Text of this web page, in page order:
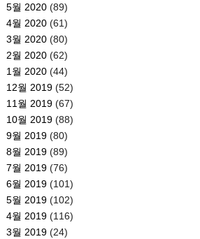
5월 2020(89)
4월 2020(61)
3월 2020(80)
2월 2020(62)
1월 2020(44)
12월 2019(52)
11월 2019(67)
10월 2019(88)
9월 2019(80)
8월 2019(89)
7월 2019(76)
6월 2019(101)
5월 2019(102)
4월 2019(116)
3월 2019(24)